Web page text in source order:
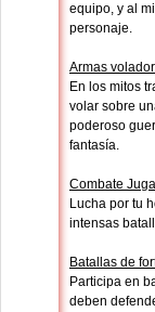
equipo, y al
personaje.
Armas
En los mitos
volar sobre
poderoso
fantasía.
Combate
Lucha por tu
intensas
Batallas de
Participa en
deben